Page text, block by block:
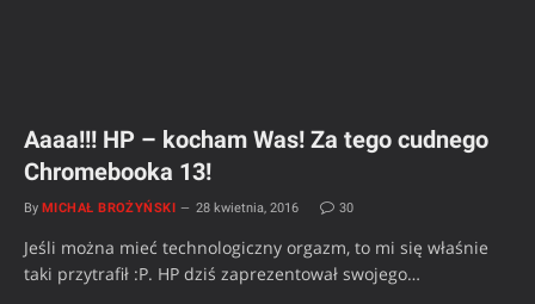
Aaaa!!! HP – kocham Was! Za tego cudnego
Chromebooka 13!
By MICHAŁ BROŻYŃSKI 28 kwietnia, 2016 30
Jeśli można mieć technologiczny orgazm, to mi się właśnie
taki przytrafił :P. HP dziś zaprezentował swojego…